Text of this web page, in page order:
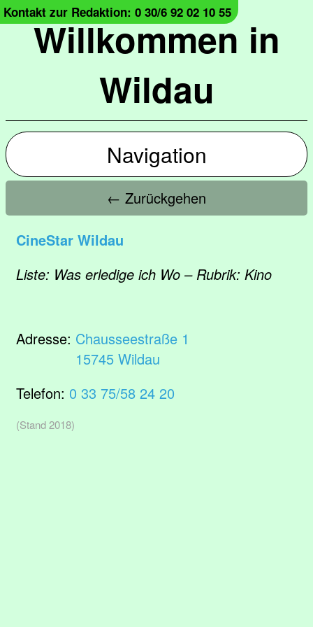
Willkommen in
Wildau
Kontakt zur Redaktion: 0 30/6 92 02 10 55
Navigation
← Zurückgehen
CineStar Wildau
Liste: Was erledige ich Wo – Rubrik: Kino
Adresse: Chausseestraße 1
15745 Wildau
Telefon: 0 33 75/58 24 20
(Stand 2018)